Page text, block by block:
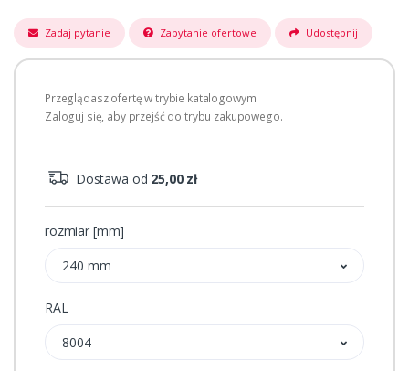
Zadaj pytanie Zapytanie ofertowe Udostępnij
Przeglądasz ofertę w trybie katalogowym.
Zaloguj się, aby przejść do trybu zakupowego.
Dostawa od 25,00 zł
rozmiar [mm]
240 mm
RAL
8004